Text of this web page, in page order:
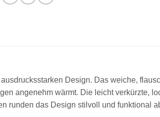
Design. Das weiche,
angenehm wärmt. Die leicht verkürzte,
runden das Design stilvoll und funktional